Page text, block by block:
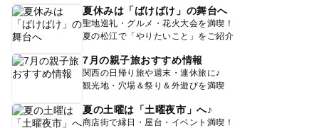
夏休みは「ばけばけ」の舞台へ
聖地巡礼・グルメ・花火大会を満喫！
夏の松江で「やりたいこと」をご紹介
7月の親子旅おすすめ情報
関西の日帰り旅や週末・連休旅に♪
観光地・穴場＆祭り＆外遊びを満喫
夏の土曜は「土曜夜市」へ♪
商店街で縁日・屋台・イベント満喫！